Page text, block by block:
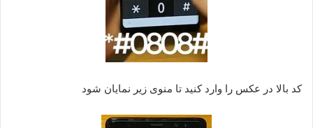
کد بالا در عکس را وارد کنید تا منوی زیر نمایان شود